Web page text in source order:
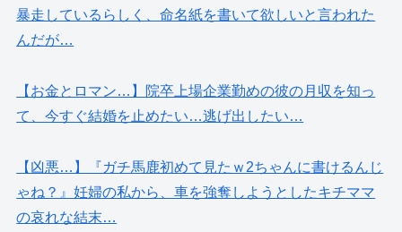
暴走しているらしく、命名紙を書いて欲しいと言われた
んだが…
【お金とロマン…】院卒上場企業勤めの彼の月収を知っ
て、今すぐ結婚を止めたい…逃げ出したい…
【凶悪…】『ガチ馬鹿初めて見たｗ2ちゃんに書けるんじ
ゃね？』妊婦の私から、車を強奪しようとしたキチママ
の哀れな結末…